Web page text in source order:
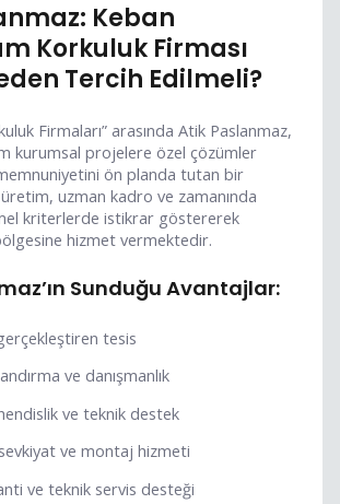
Keban
Korkuluk Firması
Tercih Edilmeli?
Firmaları” arasında Atik Paslanmaz,
kurumsal projelere özel çözümler
ön planda tutan bir
uzman kadro ve zamanında
kriterlerde istikrar göstererek
hizmet vermektedir.
Sunduğu Avantajlar:
tesis
ve danışmanlık
ve teknik destek
ve montaj hizmeti
ve teknik servis desteği